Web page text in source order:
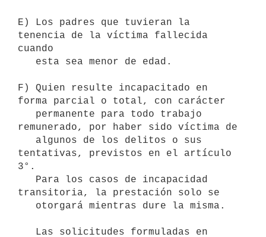
E) Los padres que tuvieran la
tenencia de la víctima fallecida
cuando
F) Quien resulte incapacitado en
forma parcial o total, con carácter
remunerado, por haber sido víctima de
tentativas, previstos en el artículo
3°.
transitoria, la prestación solo se